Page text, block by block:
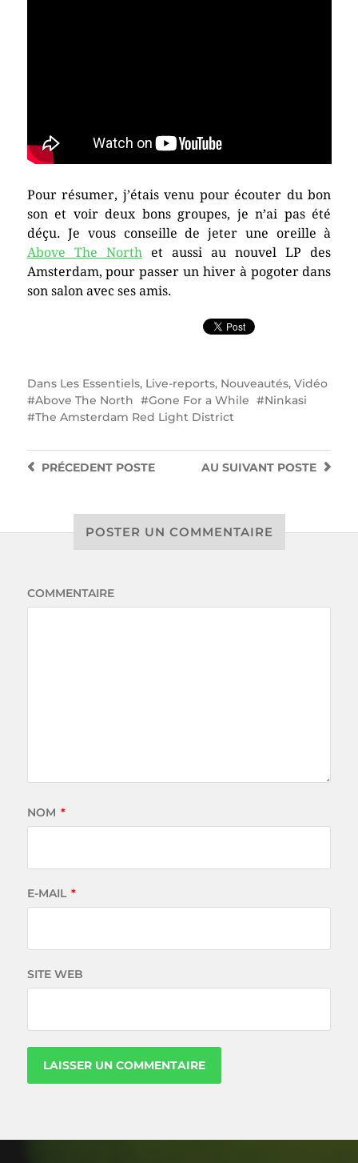
Pour résumer, j’étais venu pour écouter du bon
son et voir deux bons groupes, je n’ai pas été
déçu. Je vous conseille de jeter une oreille à
Above The Northet aussi au nouvel LP des
Amsterdam, pour passer un hiver à pogoter dans
son salon avec ses amis.
Dans Les Essentiels, Live-reports, Nouveautés, Vidéo
Above The North
Gone For a While
Ninkasi
The Amsterdam Red Light District
AU SUIVANT POSTE
PRÉCEDENTPOSTE
POSTER UN COMMENTAIRE
COMMENTAIRE
NOM *
E-MAIL *
SITE WEB